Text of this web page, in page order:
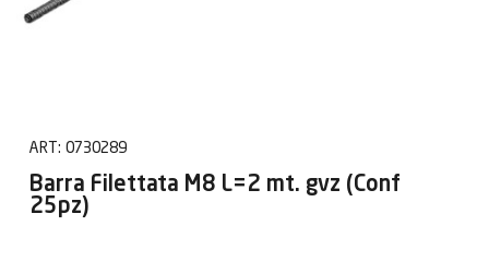
ART: 0730289
Barra Filettata M8 L=2 mt. gvz (Conf
25pz)